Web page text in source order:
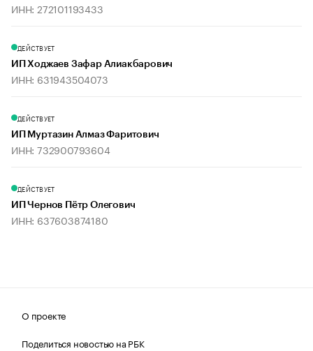
ИНН: 272101193433
ДЕЙСТВУЕТ
ИП Ходжаев Зафар Алиакбарович
ИНН: 631943504073
ДЕЙСТВУЕТ
ИП Муртазин Алмаз Фаритович
ИНН: 732900793604
ДЕЙСТВУЕТ
ИП Чернов Пётр Олегович
ИНН: 637603874180
О проекте
Поделиться новостью на РБК